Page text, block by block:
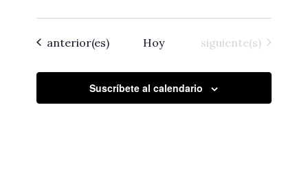
Eventos
anterior(es) Hoy Eventos
siguiente(s)
Suscríbete al calendario